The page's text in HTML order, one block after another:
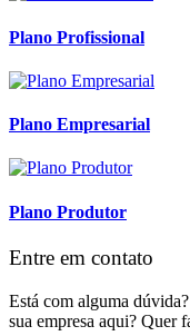
Plano Profissional
Plano Empresarial
Plano Produtor
Entre em contato
Está com alguma
sua empresa aqui? Quer